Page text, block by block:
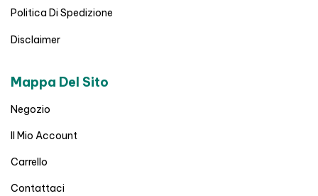
Politica Di Spedizione
Disclaimer
Mappa Del Sito
Negozio
Il Mio Account
Carrello
Contattaci